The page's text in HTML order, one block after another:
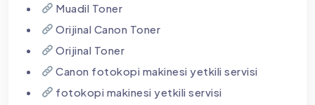
Muadil Toner
Orijinal Canon Toner
Orijinal Toner
Canon fotokopi makinesi yetkili servisi
fotokopi makinesi yetkili servisi